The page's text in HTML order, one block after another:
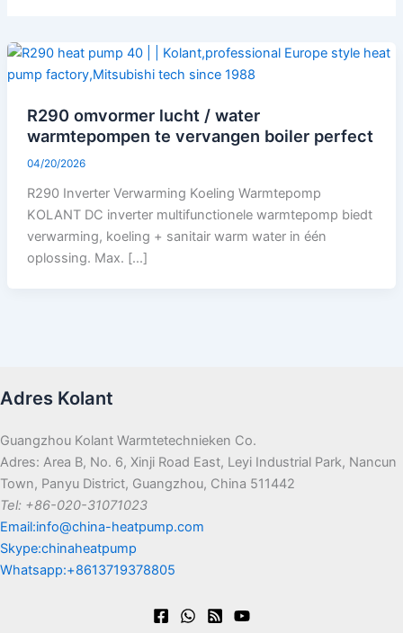
R290 omvormer lucht / water
warmtepompen te vervangen boiler perfect
04/20/2026
R290 Inverter Verwarming Koeling Warmtepomp
KOLANT DC inverter multifunctionele warmtepomp biedt
verwarming, koeling + sanitair warm water in één
oplossing. Max. [...]
Adres Kolant
Guangzhou Kolant Warmtetechnieken Co.
Adres: Area B, No. 6, Xinji Road East, Leyi Industrial Park, Nancun
Town, Panyu District, Guangzhou, China 511442
Tel: +86-020-31071023
Email:info@china-heatpump.com
Skype:chinaheatpump
Whatsapp:+8613719378805